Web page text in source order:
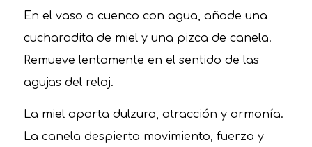
En el vaso o cuenco con agua, añade una
cucharadita de miel y una pizca de canela.
Remueve lentamente en el sentido de las
agujas del reloj.
La miel aporta dulzura, atracción y armonía.
La canela despierta movimiento, fuerza y